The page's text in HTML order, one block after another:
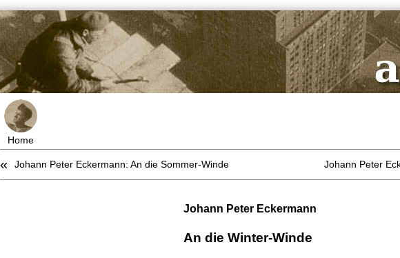
Home
« Johann Peter Eckermann: An die Sommer-Winde Johann Peter
Johann Peter Eckermann
An die Winter-Winde